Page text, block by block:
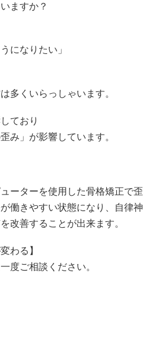
ますか？
になりたい」
多くいらっしゃいます。
ており
み」が影響しています。
ーターを使用した骨格矯正で歪
働きやすい状態になり、自律神
改善することが出来ます。
わる】
度ご相談ください。